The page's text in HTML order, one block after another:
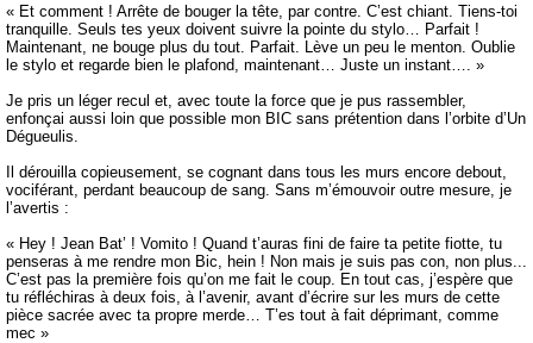
« Et comment ! Arrête de bouger la tête, par contre. C’est chiant. Tiens-toi
tranquille. Seuls tes yeux doivent suivre la pointe du stylo… Parfait !
Maintenant, ne bouge plus du tout. Parfait. Lève un peu le menton. Oublie
le stylo et regarde bien le plafond, maintenant… Juste un instant…. »
Je pris un léger recul et, avec toute la force que je pus rassembler,
enfonçai aussi loin que possible mon BIC sans prétention dans l’orbite d’Un
Dégueulis.
Il dérouilla copieusement, se cognant dans tous les murs encore debout,
vociférant, perdant beaucoup de sang. Sans m’émouvoir outre mesure, je
l’avertis :
« Hey ! Jean Bat’ ! Vomito ! Quand t’auras fini de faire ta petite fiotte, tu
penseras à me rendre mon Bic, hein ! Non mais je suis pas con, non plus...
C’est pas la première fois qu’on me fait le coup. En tout cas, j’espère que
tu réfléchiras à deux fois, à l’avenir, avant d’écrire sur les murs de cette
pièce sacrée avec ta propre merde… T’es tout à fait déprimant, comme
mec »